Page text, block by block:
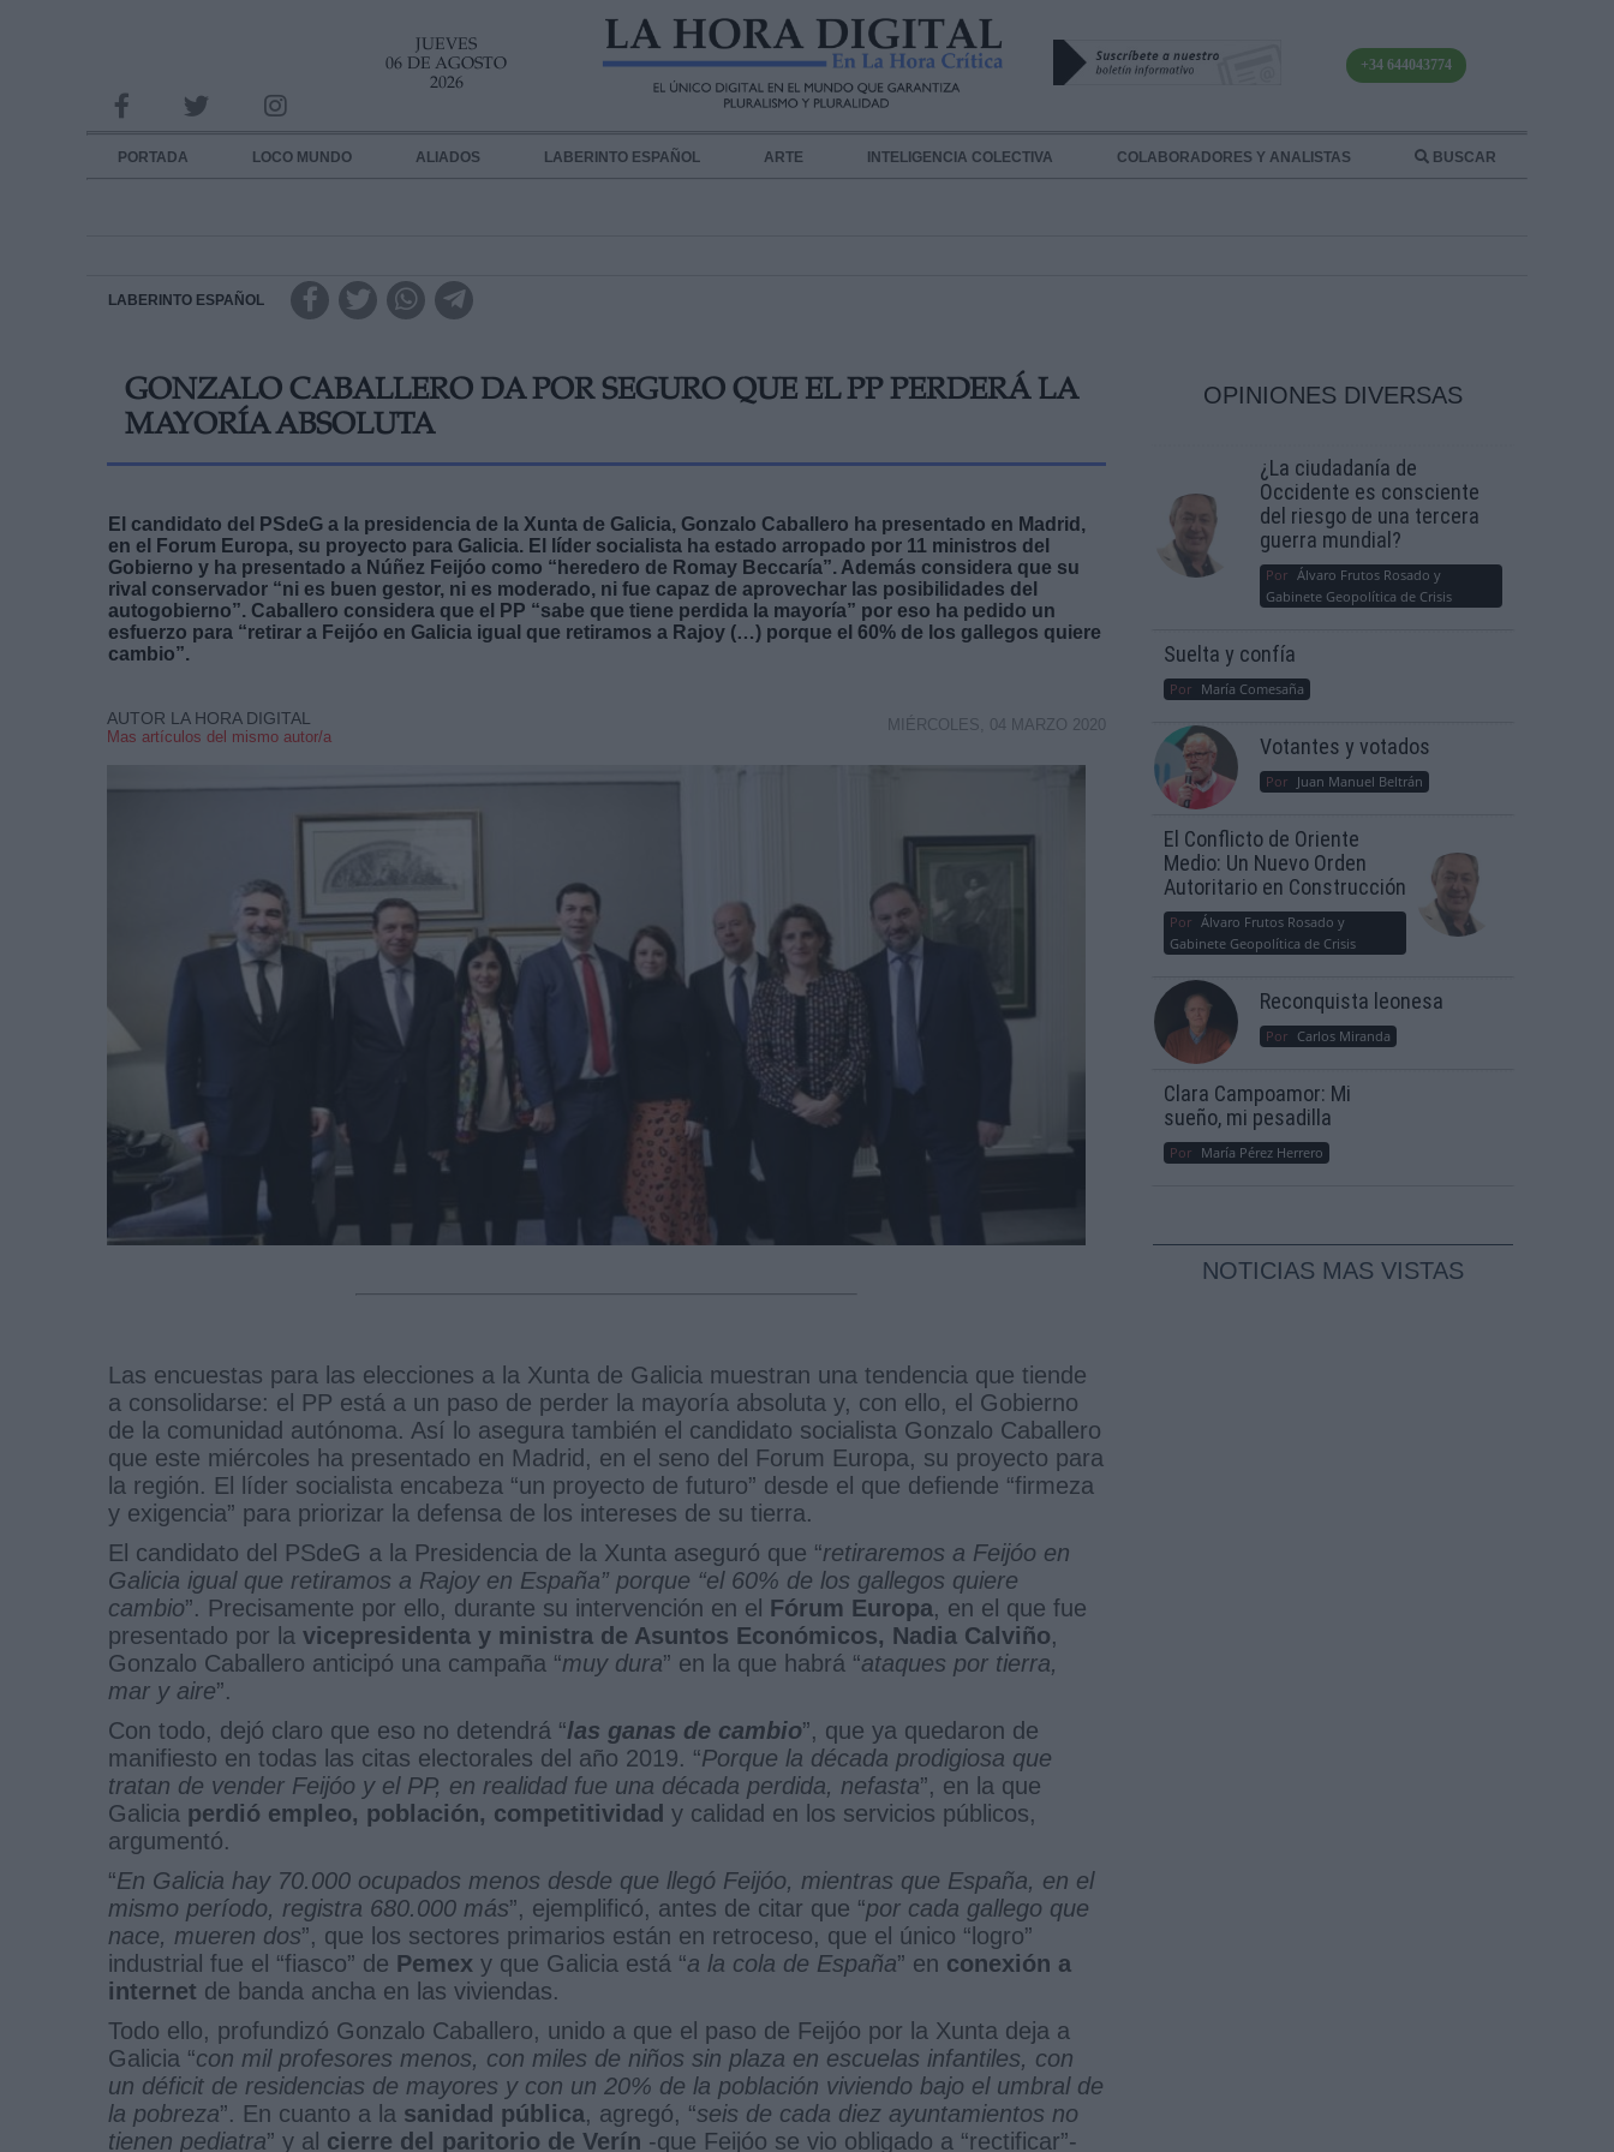
JUEVES
06 DE AGOSTO
2026
+34 644043774
PORTADA LOCO MUNDO ALIADOS LABERINTO ESPAÑOL ARTE INTELIGENCIA COLECTIVA COLABORADORES Y ANALISTAS BUSCAR
LABERINTO ESPAÑOL
GONZALO CABALLERO DA POR SEGURO QUE EL PP PERDERÁ LA
MAYORÍA ABSOLUTA
El candidato del PSdeG a la presidencia de la Xunta de Galicia, Gonzalo Caballero ha presentado en Madrid,
en el Forum Europa, su proyecto para Galicia. El líder socialista ha estado arropado por 11 ministros del
Gobierno y ha presentado a Núñez Feijóo como “heredero de Romay Beccaría”. Además considera que su
rival conservador “ni es buen gestor, ni es moderado, ni fue capaz de aprovechar las posibilidades del
autogobierno”. Caballero considera que el PP “sabe que tiene perdida la mayoría” por eso ha pedido un
esfuerzo para “retirar a Feijóo en Galicia igual que retiramos a Rajoy (…) porque el 60% de los gallegos quiere
cambio”.
AUTOR LA HORA DIGITAL
Mas artículos del mismo autor/a
MIÉRCOLES, 04 MARZO 2020
Las encuestas para las elecciones a la Xunta de Galicia muestran una tendencia que tiende
a consolidarse: el PP está a un paso de perder la mayoría absoluta y, con ello, el Gobierno
de la comunidad autónoma. Así lo asegura también el candidato socialista Gonzalo Caballero
que este miércoles ha presentado en Madrid, en el seno del Forum Europa, su proyecto para
la región. El líder socialista encabeza “un proyecto de futuro” desde el que defiende “firmeza
y exigencia” para priorizar la defensa de los intereses de su tierra.
El candidato del PSdeG a la Presidencia de la Xunta aseguró que “retiraremos a Feijóo en
Galicia igual que retiramos a Rajoy en España” porque “el 60% de los gallegos quiere
cambio”. Precisamente por ello, durante su intervención en el Fórum Europa, en el que fue
presentado por la vicepresidenta y ministra de Asuntos Económicos, Nadia Calviño,
Gonzalo Caballero anticipó una campaña “muy dura” en la que habrá “ataques por tierra,
mar y aire”.
Con todo, dejó claro que eso no detendrá “las ganas de cambio”, que ya quedaron de
manifiesto en todas las citas electorales del año 2019. “Porque la década prodigiosa que
tratan de vender Feijóo y el PP, en realidad fue una década perdida, nefasta”, en la que
Galicia perdió empleo, población, competitividad y calidad en los servicios públicos,
argumentó.
“En Galicia hay 70.000 ocupados menos desde que llegó Feijóo, mientras que España, en el
mismo período, registra 680.000 más”, ejemplificó, antes de citar que “por cada gallego que
nace, mueren dos”, que los sectores primarios están en retroceso, que el único “logro”
industrial fue el “fiasco” de Pemex y que Galicia está “a la cola de España” en conexión a
internet de banda ancha en las viviendas.
Todo ello, profundizó Gonzalo Caballero, unido a que el paso de Feijóo por la Xunta deja a
Galicia “con mil profesores menos, con miles de niños sin plaza en escuelas infantiles, con
un déficit de residencias de mayores y con un 20% de la población viviendo bajo el umbral de
la pobreza”. En cuanto a la sanidad pública, agregó, “seis de cada diez ayuntamientos no
tienen pediatra” y al cierre del paritorio de Verín -que Feijóo se vio obligado a “rectificar”-
OPINIONES DIVERSAS
¿La ciudadanía de
Occidente es consciente
del riesgo de una tercera
guerra mundial?
Por Álvaro Frutos Rosado y
Gabinete Geopolítica de Crisis
Suelta y confía
Por María Comesaña
Votantes y votados
Por Juan Manuel Beltrán
El Conflicto de Oriente
Medio: Un Nuevo Orden
Autoritario en Construcción
Por Álvaro Frutos Rosado y
Gabinete Geopolítica de Crisis
Reconquista leonesa
Por Carlos Miranda
Clara Campoamor: Mi
sueño, mi pesadilla
Por María Pérez Herrero
NOTICIAS MAS VISTAS
INFORMACION SOBRE LA PROTECCIÓN DE TUS DATOS
Responsable:
Destinatarios:
link
Información adicional
link